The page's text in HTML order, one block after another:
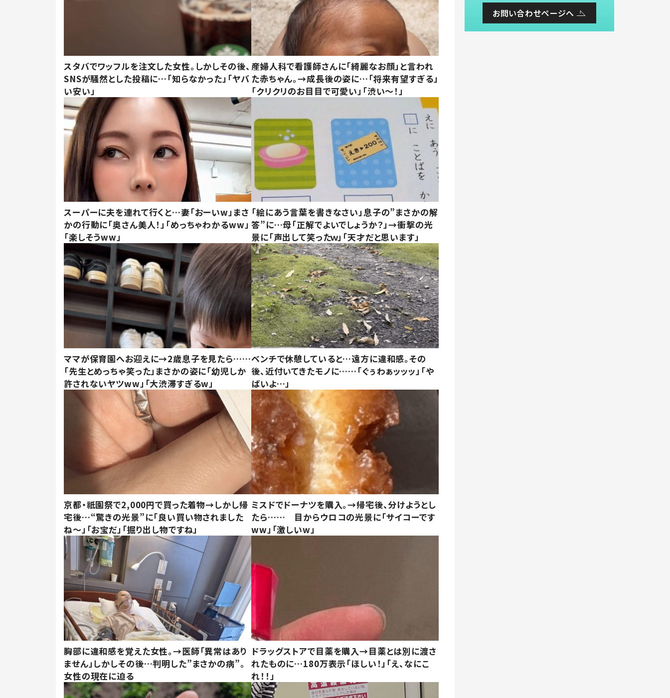
スタバでワッフルを注文した女性。しかしその後、
SNSが騒然とした投稿に…「知らなかった」「ヤバ
い安い」
産婦人科で看護師さんに「綺麗なお顔」と言われ
た赤ちゃん。→成長後の姿に…「将来有望すぎる」
「クリクリのお目目で可愛い」「渋い～！」
スーパーに夫を連れて行くと…妻「おーいw」まさ
かの行動に「奥さん美人！」「めっちゃわかるww」
「楽しそうww」
「絵にあう言葉を書きなさい」息子の”まさかの解
答”に…母「正解でよいでしょうか？」→衝撃の光
景に「声出して笑ったｗ」「天才だと思います」
ママが保育園へお迎えに→2歳息子を見たら……
「先生とめっちゃ笑った」まさかの姿に「幼児しか
許されないヤツww」「大渋滞すぎるw」
ベンチで休憩していると…遠方に違和感。その
後、近付いてきたモノに……「ぐぅわぁッッッ」「や
ばいよ…」
京都・祇園祭で2,000円で買った着物→しかし帰
宅後…“驚きの光景”に「良い買い物されました
ね～」「お宝だ」「掘り出し物ですね」
ミスドでドーナツを購入。→帰宅後、分けようとし
たら…… 目からウロコの光景に「サイコーです
ww」「激しいw」
胸部に違和感を覚えた女性。→医師「異常はあり
ません」しかしその後…判明した”まさかの病”。
女性の現在に迫る
ドラッグストアで目薬を購入→目薬とは別に渡さ
れたものに…180万表示「ほしい！」「え、なにこ
れ！！」
お問い合わせページへ